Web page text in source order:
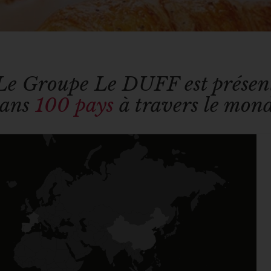
Groupe Le DUFF est
100 pays à travers le